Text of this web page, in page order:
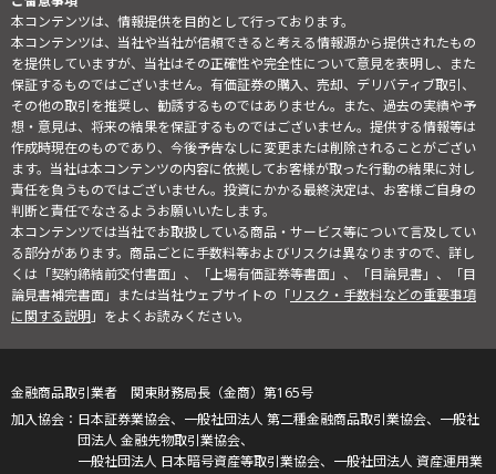
本コンテンツは、情報提供を目的として行っております。
本コンテンツは、当社や当社が信頼できると考える情報源から提供されたもの
を提供していますが、当社はその正確性や完全性について意見を表明し、また
保証するものではございません。有価証券の購入、売却、デリバティブ取引、
その他の取引を推奨し、勧誘するものではありません。また、過去の実績や予
想・意見は、将来の結果を保証するものではございません。提供する情報等は
作成時現在のものであり、今後予告なしに変更または削除されることがござい
ます。当社は本コンテンツの内容に依拠してお客様が取った行動の結果に対し
責任を負うものではございません。投資にかかる最終決定は、お客様ご自身の
判断と責任でなさるようお願いいたします。
本コンテンツでは当社でお取扱している商品・サービス等について言及してい
る部分があります。商品ごとに手数料等およびリスクは異なりますので、詳し
くは「契約締結前交付書面」、「上場有価証券等書面」、「目論見書」、「目
論見書補完書面」または当社ウェブサイトの「リスク・手数料などの重要事項
に関する説明」をよくお読みください。
金融商品取引業者 関東財務局長（金商）第165号
日本証券業協会、一般社団法人 第二種金融商品取引業協会、一般社
団法人 金融先物取引業協会、
一般社団法人 日本暗号資産等取引業協会、一般社団法人 資産運用業